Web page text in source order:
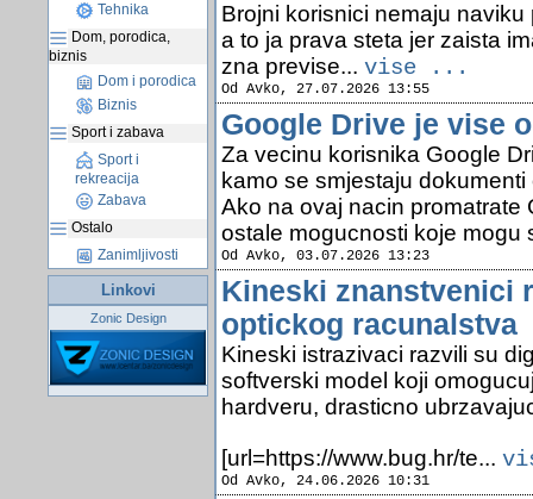
Tehnika
Dom, porodica,
biznis
Dom i porodica
Biznis
Sport i zabava
Sport i
rekreacija
Zabava
Ostalo
Zanimljivosti
Linkovi
Zonic Design
Brojni korisnici nemaju
a to ja prava steta jer zaista
zna previse... vise ...
Od Avko, 27.07.2026 13:55
Google Drive je vise
Za vecinu korisnika Google
kamo se smjestaju
Ako na ovaj nacin promatrate
ostale mogucnosti koje mogu
Od Avko, 03.07.2026 13:23
Kineski znanstvenici
optickog racunalstva
Kineski istrazivaci razvili su
softverski model koji
hardveru, drasticno
[url=https://www.bug.hr/te...
Od Avko, 24.06.2026 10:31